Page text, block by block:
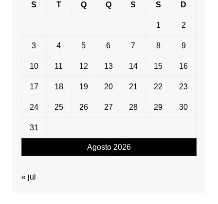
Agosto 2026
S T Q Q S S D
1 2
3 4 5 6 7 8 9
10 11 12 13 14 15 16
17 18 19 20 21 22 23
24 25 26 27 28 29 30
31
« jul